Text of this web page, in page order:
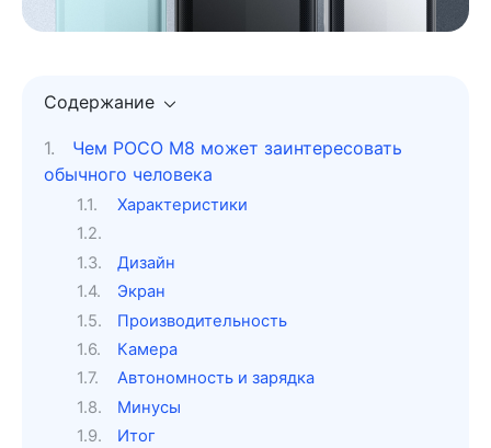
Содержание
Чем POCO M8 может заинтересовать
обычного человека
Характеристики
Дизайн
Экран
Производительность
Камера
Автономность и зарядка
Минусы
Итог